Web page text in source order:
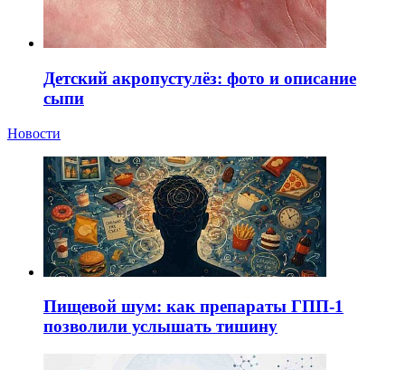
Детский акропустулёз: фото и описание
сыпи
Новости
Пищевой шум: как препараты ГПП-1
позволили услышать тишину